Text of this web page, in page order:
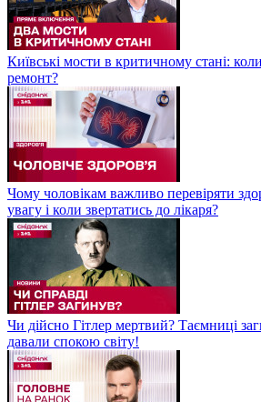
Київські мости в критичному стані:
ремонт?
Чому чоловікам важливо перевіряти
увагу і коли звертатись до лікаря?
Чи дійсно Гітлер мертвий? Таємниці
давали спокою світу!